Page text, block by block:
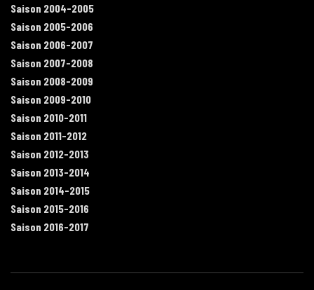
Saison 2004-2005
Saison 2005-2006
Saison 2006-2007
Saison 2007-2008
Saison 2008-2009
Saison 2009-2010
Saison 2010-2011
Saison 2011-2012
Saison 2012-2013
Saison 2013-2014
Saison 2014-2015
Saison 2015-2016
Saison 2016-2017